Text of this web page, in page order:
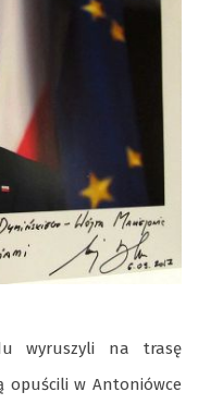
wyruszyli na trasę
opuścili w Antoniówce